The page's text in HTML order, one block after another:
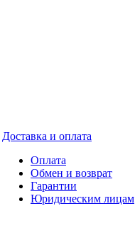
Доставка и оплата
Оплата
Обмен и возврат
Гарантии
Юридическим лицам